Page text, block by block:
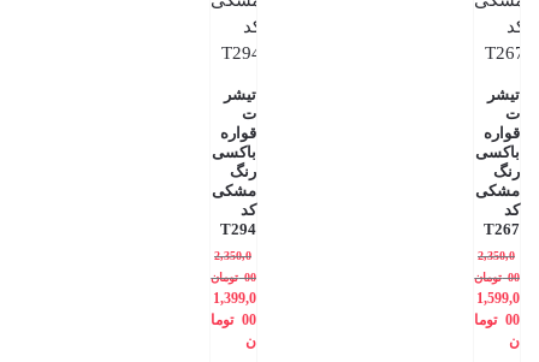
تیشر
ت
قواره
باکسی
رنگ
مشکی
کد
T267
2,350,0
00 تومان
1,599,0
00 توما
ن
تیشر
ت
قواره
باکسی
رنگ
مشکی
کد
T294
2,350,0
00 تومان
1,399,0
00 توما
ن